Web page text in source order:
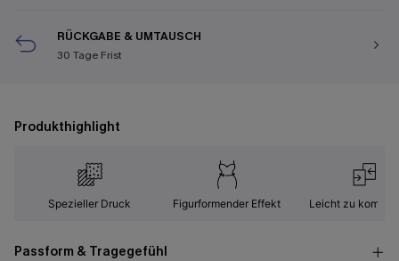
RÜCKGABE & UMTAUSCH
30 Tage Frist
Produkthighlight
Spezieller Druck Figurformender Effekt Leicht zu
Passform & Tragegefühl